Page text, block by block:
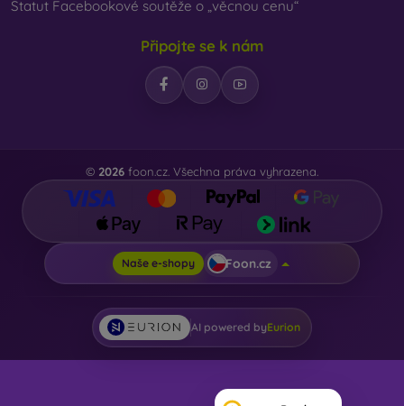
Statut Facebookové soutěže o „věcnou cenu“
Připojte se k nám
© 2026 foon.cz. Všechna práva vyhrazena.
Naše e-shopy Foon.cz
AI powered byEurion